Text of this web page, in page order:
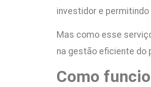
investidor e
Mas como esse
na gestão eficiente do
Como